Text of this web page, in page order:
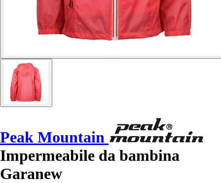
Peak Mountain
Impermeabile da bambina
Garanew